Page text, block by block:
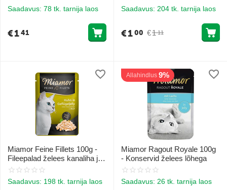
Saadavus: 78 tk. tarnija laos
€141
Saadavus: 204 tk. tarnija laos
€1 11
€100
Miamor Feine Fillets 100g -
Fileepalad želees kanaliha ja
kodulinnuliha
Saadavus: 198 tk. tarnija laos
Allahindlus 9%
Miamor Ragout Royale 100g
- Konservid želees lõhega
Saadavus: 26 tk. tarnija laos